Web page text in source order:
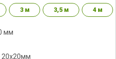
3 м 3,5 м 4 м
мм
20х20мм